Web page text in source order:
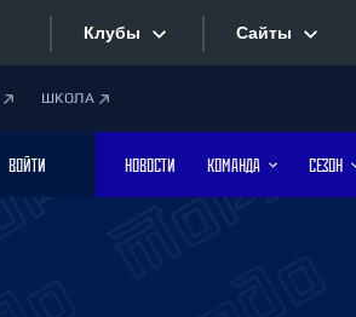
Клубы
Дивизион Боброва
Лада
Сайты
ШКОЛА
ВОЙТИ НОВОСТИ КОМАНДА СЕЗОН